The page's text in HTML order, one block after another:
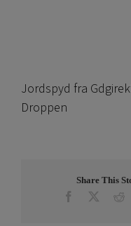
Jordspyd fra
Droppen
Share This
Facebook